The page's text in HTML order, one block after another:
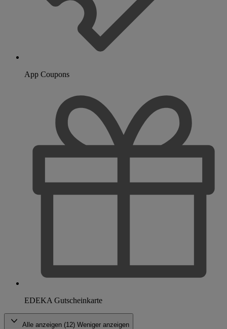
App Coupons
EDEKA Gutscheinkarte
Alle anzeigen (12) Weniger anzeigen